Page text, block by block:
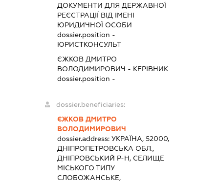
ДОКУМЕНТИ ДЛЯ ДЕРЖАВНОЇ
РЕЄСТРАЦІЇ ВІД ІМЕНІ
ЮРИДИЧНОЇ ОСОБИ
dossier.position -
ЮРИСТКОНСУЛЬТ
ЄЖКОВ ДМИТРО
ВОЛОДИМИРОВИЧ - КЕРІВНИК
dossier.position -
dossier.beneficiaries:
ЄЖКОВ ДМИТРО
ВОЛОДИМИРОВИЧ
dossier.address: УКРАЇНА, 52000,
ДНІПРОПЕТРОВСЬКА ОБЛ.,
ДНІПРОВСЬКИЙ Р-Н, СЕЛИЩЕ
МІСЬКОГО ТИПУ
СЛОБОЖАНСЬКЕ,